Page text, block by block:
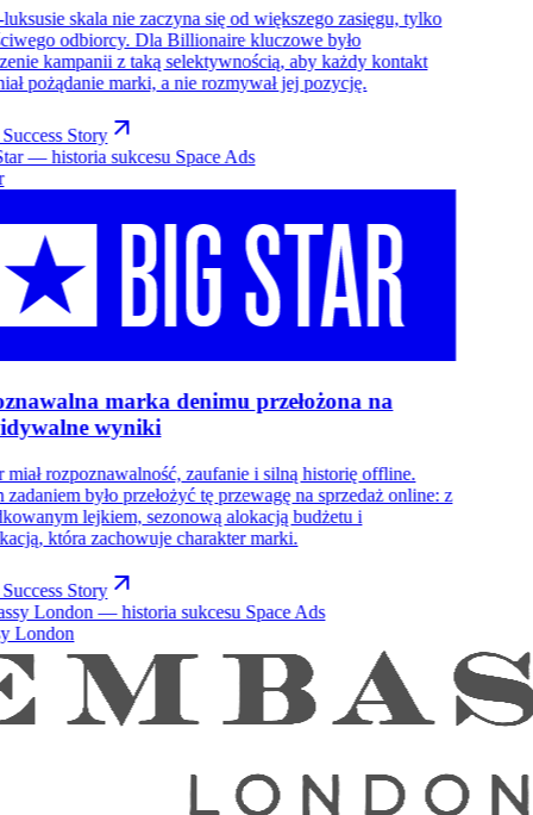
skala nie zaczyna się od większego zasięgu, tylko
odbiorcy. Dla Billionaire kluczowe było
kampanii z taką selektywnością, aby każdy kontakt
pożądanie marki, a nie rozmywał jej pozycję.
Story
marka denimu przełożona na
wyniki
miał rozpoznawalność, zaufanie i silną historię offline.
zadaniem było przełożyć tę przewagę na sprzedaż online: z
lejkiem, sezonową alokacją budżetu i
która zachowuje charakter marki.
Story
London